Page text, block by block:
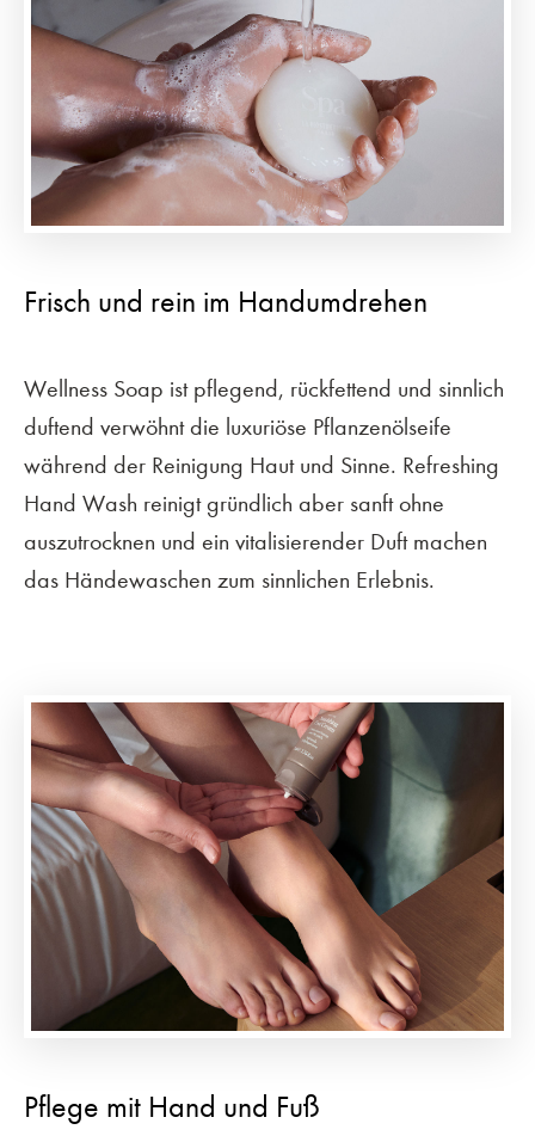
Frisch und rein im Handumdrehen
Wellness Soap ist pflegend, rückfettend und sinnlich
duftend verwöhnt die luxuriöse Pflanzenölseife
während der Reinigung Haut und Sinne. Refreshing
Hand Wash reinigt gründlich aber sanft ohne
auszutrocknen und ein vitalisierender Duft machen
das Händewaschen zum sinnlichen Erlebnis.
Pflege mit Hand und Fuß